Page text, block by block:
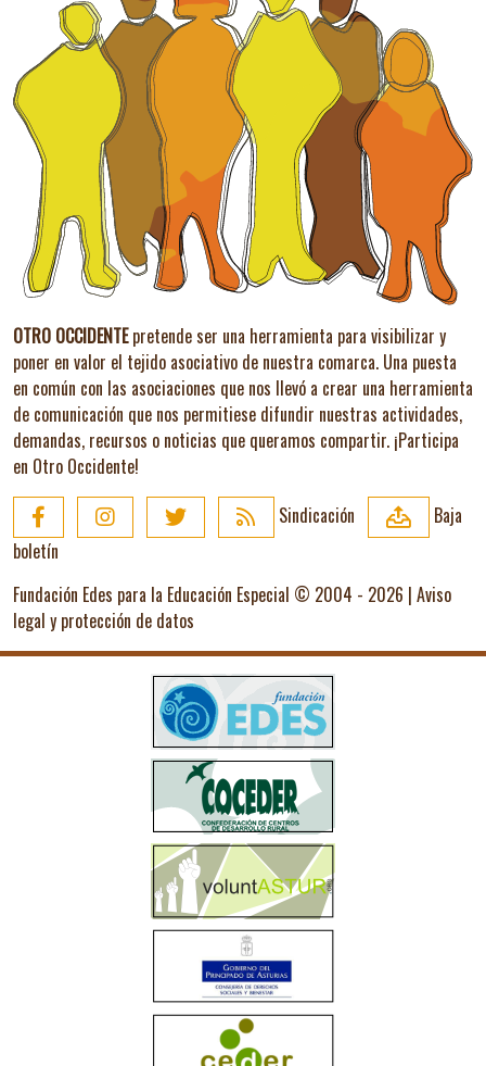
OTRO OCCIDENTEpretende ser una herramienta para visibilizar y
poner en valor el tejido asociativo de nuestra comarca. Una puesta
en común con las asociaciones que nos llevó a crear una herramienta
de comunicación que nos permitiese difundir nuestras actividades,
demandas, recursos o noticias que queramos compartir. ¡Participa
en Otro Occidente!
Sindicación
Baja
boletín
Fundación Edes para la Educación Especial © 2004 - 2026 | Aviso
legal y protección de datos